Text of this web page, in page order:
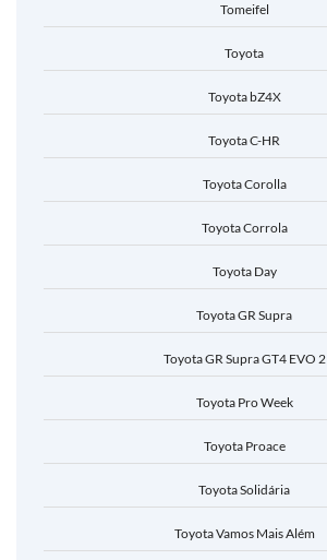
Tomeifel
Toyota
Toyota bZ4X
Toyota C-HR
Toyota Corolla
Toyota Corrola
Toyota Day
Toyota GR Supra
Toyota GR Supra GT4 EVO 2
Toyota Pro Week
Toyota Proace
Toyota Solidária
Toyota Vamos Mais Além